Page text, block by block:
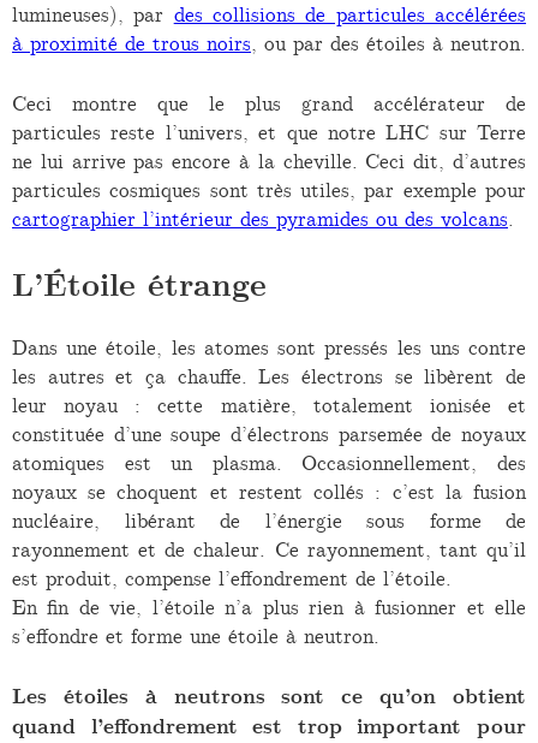
lumineuses), par des collisions de particules accélérées
à proximité de trous noirs, ou par des étoiles à neutron.
Ceci montre que le plus grand accélérateur de
particules reste l’univers, et que notre LHC sur Terre
ne lui arrive pas encore à la cheville. Ceci dit, d’autres
particules cosmiques sont très utiles, par exemple pour
cartographier l’intérieur des pyramides ou des volcans.
L’Étoile étrange
Dans une étoile, les atomes sont pressés les uns contre
les autres et ça chauffe. Les électrons se libèrent de
leur noyau : cette matière, totalement ionisée et
constituée d’une soupe d’électrons parsemée de noyaux
atomiques est un plasma. Occasionnellement, des
noyaux se choquent et restent collés : c’est la fusion
nucléaire, libérant de l’énergie sous forme de
rayonnement et de chaleur. Ce rayonnement, tant qu’il
est produit, compense l’effondrement de l’étoile.
En fin de vie, l’étoile n’a plus rien à fusionner et elle
s’effondre et forme une étoile à neutron.
Les étoiles à neutrons sont ce qu’on obtient
quand l’effondrement est trop important pour